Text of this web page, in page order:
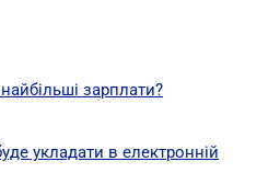
зарплати?
укладати в електронній